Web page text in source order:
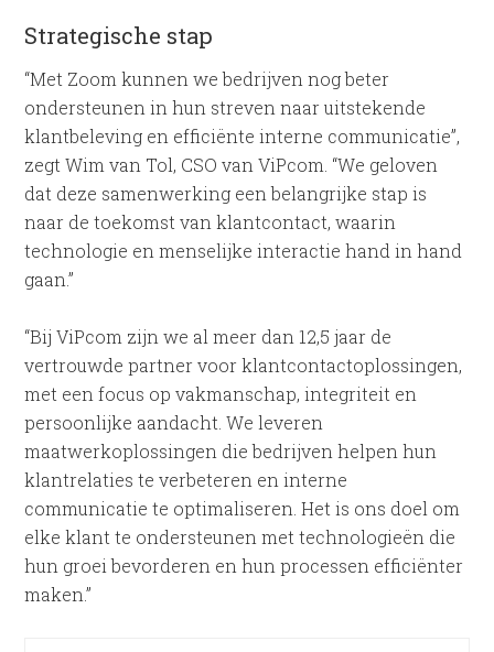
Strategische stap
“Met Zoom kunnen we bedrijven nog beter
ondersteunen in hun streven naar uitstekende
klantbeleving en efficiënte interne communicatie”,
zegt Wim van Tol, CSO van ViPcom. “We geloven
dat deze samenwerking een belangrijke stap is
naar de toekomst van klantcontact, waarin
technologie en menselijke interactie hand in hand
gaan.”
“Bij ViPcom zijn we al meer dan 12,5 jaar de
vertrouwde partner voor klantcontactoplossingen,
met een focus op vakmanschap, integriteit en
persoonlijke aandacht. We leveren
maatwerkoplossingen die bedrijven helpen hun
klantrelaties te verbeteren en interne
communicatie te optimaliseren. Het is ons doel om
elke klant te ondersteunen met technologieën die
hun groei bevorderen en hun processen efficiënter
maken.”